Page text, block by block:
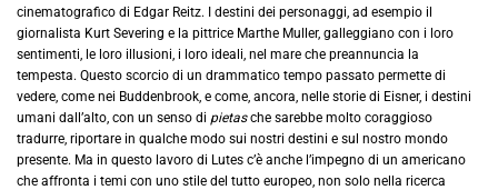
cinematografico di Edgar Reitz. I destini dei personaggi, ad esempio il
giornalista Kurt Severing e la pittrice Marthe Muller, galleggiano con i loro
sentimenti, le loro illusioni, i loro ideali, nel mare che preannuncia la
tempesta. Questo scorcio di un drammatico tempo passato permette di
vedere, come nei Buddenbrook, e come, ancora, nelle storie di Eisner, i destini
umani dall’alto, con un senso di pietasche sarebbe molto coraggioso
tradurre, riportare in qualche modo sui nostri destini e sul nostro mondo
presente. Ma in questo lavoro di Lutes c’è anche l’impegno di un americano
che affronta i temi con uno stile del tutto europeo, non solo nella ricerca